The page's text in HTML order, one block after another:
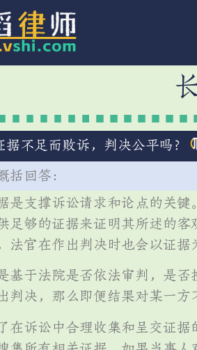
据不足而败诉，判决公平吗？
括回答：
是支撑诉讼请求和论点的关键
足够的证据来证明其所述的
法官在作出判决时也会以证
基于法院是否依法审判，是
判决，那么即便结果对某一方
在诉讼中合理收集和呈交证